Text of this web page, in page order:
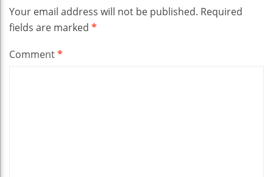
Your email address will not be published. Required
fields are marked *
Comment*